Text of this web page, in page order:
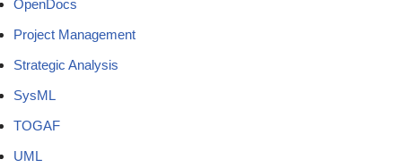
OpenDocs
Project Management
Strategic Analysis
SysML
TOGAF
UML